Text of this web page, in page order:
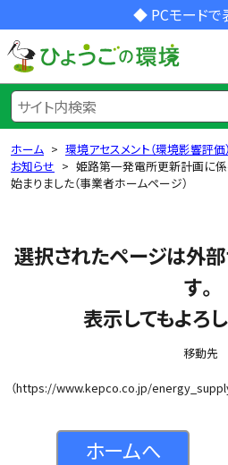
◆ PCモード
ホーム 環境アセスメント（環境影響評価）
お知らせ
姫路第一発電所更新計画に
始まりました（事業者ホームページ）
選択されたページは外
す。
表示してもよろ
移動先
（https://www.kepco.co.jp/
ホームへ